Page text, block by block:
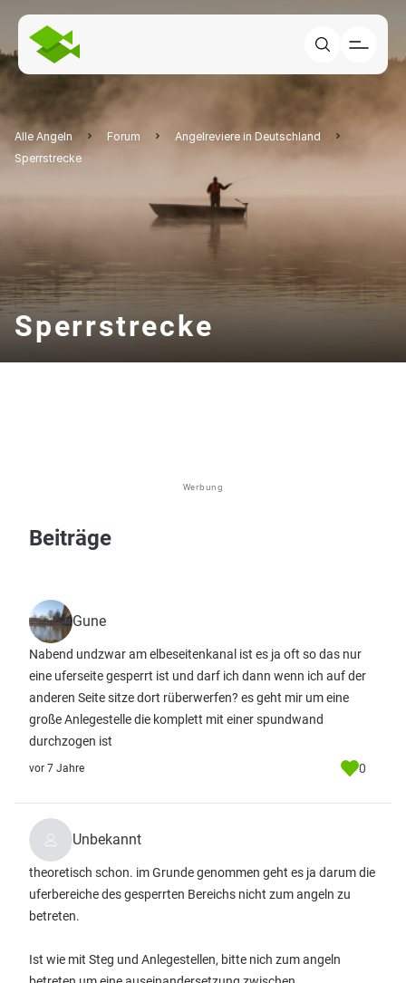
Alle Angeln Forum
Angelreviere in Deutschland
Sperrstrecke
Sperrstrecke
Werbung
Beiträge
Gune
Nabend undzwar am elbeseitenkanal ist es ja oft so das nur
eine uferseite gesperrt ist und darf ich dann wenn ich auf der
anderen Seite sitze dort rüberwerfen? es geht mir um eine
große Anlegestelle die komplett mit einer spundwand
durchzogen ist
vor 7 Jahre 0
Unbekannt
theoretisch schon. im Grunde genommen geht es ja darum die
uferbereiche des gesperrten Bereichs nicht zum angeln zu
betreten.
Ist wie mit Steg und Anlegestellen, bitte nich zum angeln